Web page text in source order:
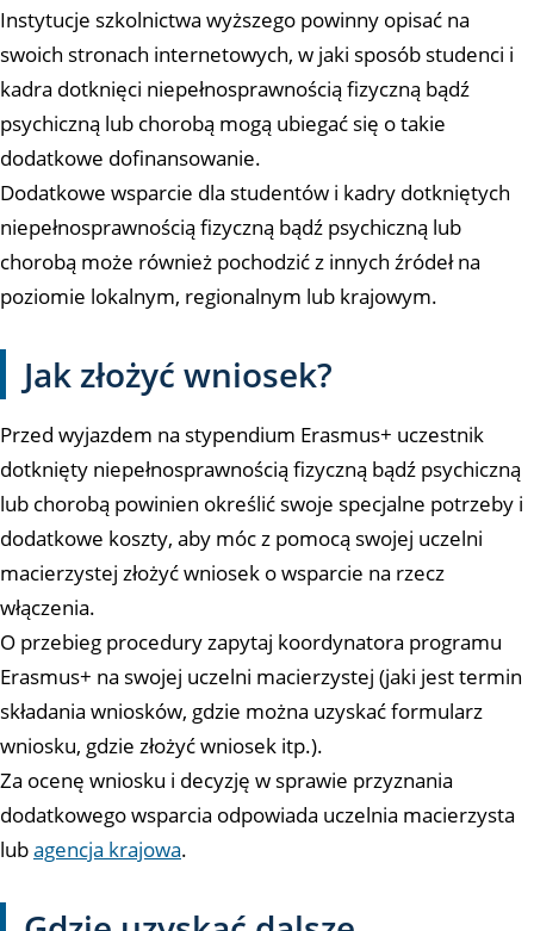
Instytucje szkolnictwa wyższego powinny opisać na
swoich stronach internetowych, w jaki sposób studenci i
kadra dotknięci niepełnosprawnością fizyczną bądź
psychiczną lub chorobą mogą ubiegać się o takie
dodatkowe dofinansowanie.
Dodatkowe wsparcie dla studentów i kadry dotkniętych
niepełnosprawnością fizyczną bądź psychiczną lub
chorobą może również pochodzić z innych źródeł na
poziomie lokalnym, regionalnym lub krajowym.
Jak złożyć wniosek?
Przed wyjazdem na stypendium Erasmus+ uczestnik
dotknięty niepełnosprawnością fizyczną bądź psychiczną
lub chorobą powinien określić swoje specjalne potrzeby i
dodatkowe koszty, aby móc z pomocą swojej uczelni
macierzystej złożyć wniosek o wsparcie na rzecz
włączenia.
O przebieg procedury zapytaj koordynatora programu
Erasmus+ na swojej uczelni macierzystej (jaki jest termin
składania wniosków, gdzie można uzyskać formularz
wniosku, gdzie złożyć wniosek itp.).
Za ocenę wniosku i decyzję w sprawie przyznania
dodatkowego wsparcia odpowiada uczelnia macierzysta
lubagencja krajowa.